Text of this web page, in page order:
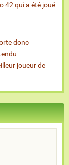
42 qui a été joué
donc
joueur de